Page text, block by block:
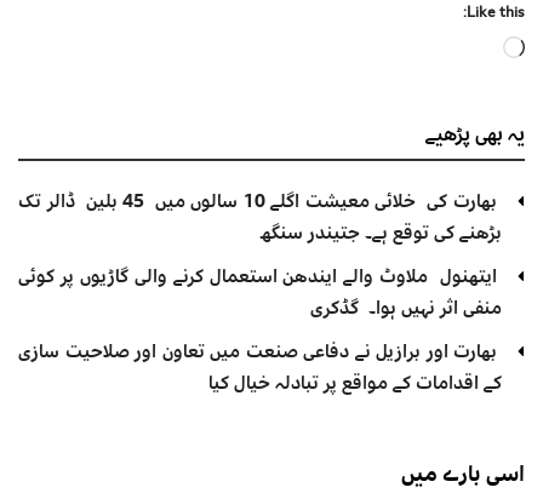
Like this:
Loading…
یہ بھیپڑھیے
بھارت کی خلائی معیشت اگلے 10 سالوں میں 45 بلین ڈالر تک
بڑھنے کی توقع ہے۔ جتیندر سنگھ
ایتھنول ملاوٹ والے ایندھن استعمال کرنے والی گاڑیوں پر کوئی
منفی اثر نہیں ہوا۔ گڈکری
بھارت اور برازیل نے دفاعی صنعت میں تعاون اور صلاحیت سازی
کے اقدامات کے مواقع پر تبادلہ خیال کیا
اسیبارے میں